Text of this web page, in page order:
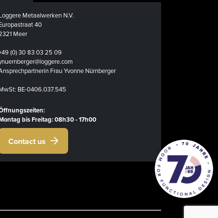
Metaalwerken N.V.
40
Meer
(0) 30 83 03 25 09
Frau Yvonne Nürnberger
BE-0406.037.545
bis Freitag: 08h30 - 17h00
Contact us